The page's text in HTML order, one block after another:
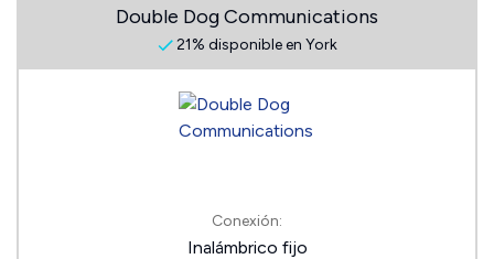
Double Dog Communications
21% disponible en York
Conexión:
Inalámbrico fijo